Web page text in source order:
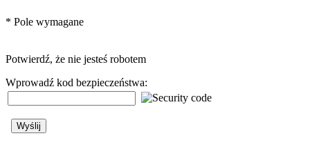
* Pole wymagane
Potwierdź, że nie jesteś robotem
Wprowadź kod bezpieczeństwa: